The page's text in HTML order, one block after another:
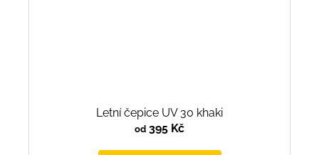
Letní čepice UV 30 khaki
od 395 Kč